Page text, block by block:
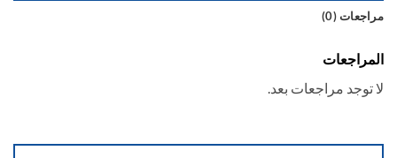
(0)
مراجعات بعد.